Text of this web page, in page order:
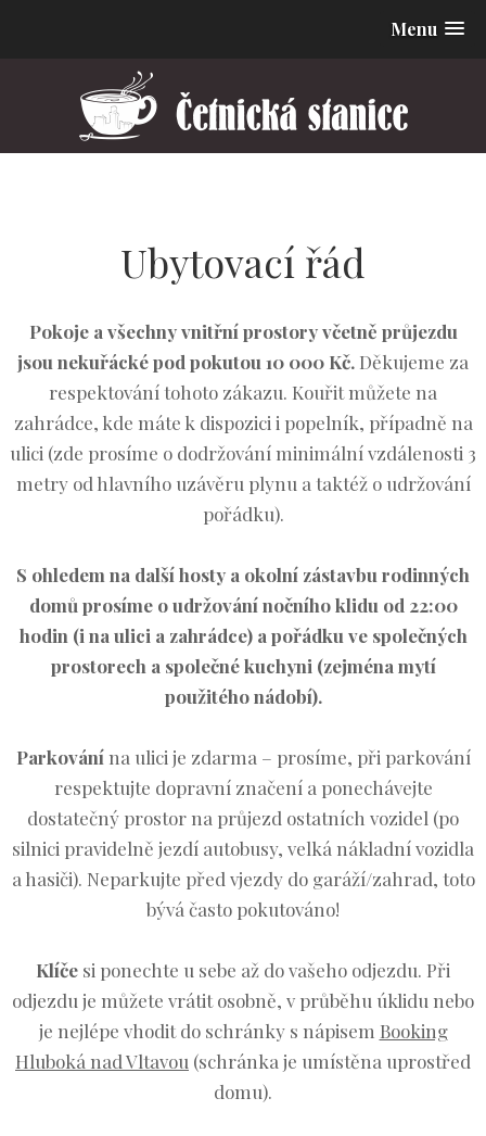
Menu
Ubytovací řád
Pokoje a všechny vnitřní prostory včetně průjezdu
jsou nekuřácké pod pokutou 10 000 Kč. Děkujeme za
respektování tohoto zákazu. Kouřit můžete na
zahrádce, kde máte k dispozici i popelník, případně na
ulici (zde prosíme o dodržování minimální vzdálenosti 3
metry od hlavního uzávěru plynu a taktéž o udržování
pořádku).
S ohledem na další hosty a okolní zástavbu rodinných
domů prosíme o udržování nočního klidu od 22:00
hodin (i na ulici a zahrádce) a pořádku ve společných
prostorech a společné kuchyni (zejména mytí
použitého nádobí).
Parkovánína ulici je zdarma – prosíme, při parkování
respektujte dopravní značení a ponechávejte
dostatečný prostor na průjezd ostatních vozidel (po
silnici pravidelně jezdí autobusy, velká nákladní vozidla
a hasiči). Neparkujte před vjezdy do garáží/zahrad, toto
bývá často pokutováno!
Klíče si ponechte u sebe až do vašeho odjezdu. Při
odjezdu je můžete vrátit osobně, v průběhu úklidu nebo
je nejlépe vhodit do schránky s nápisem Booking
Hluboká nad Vltavou (schránka je umístěna uprostřed
domu).